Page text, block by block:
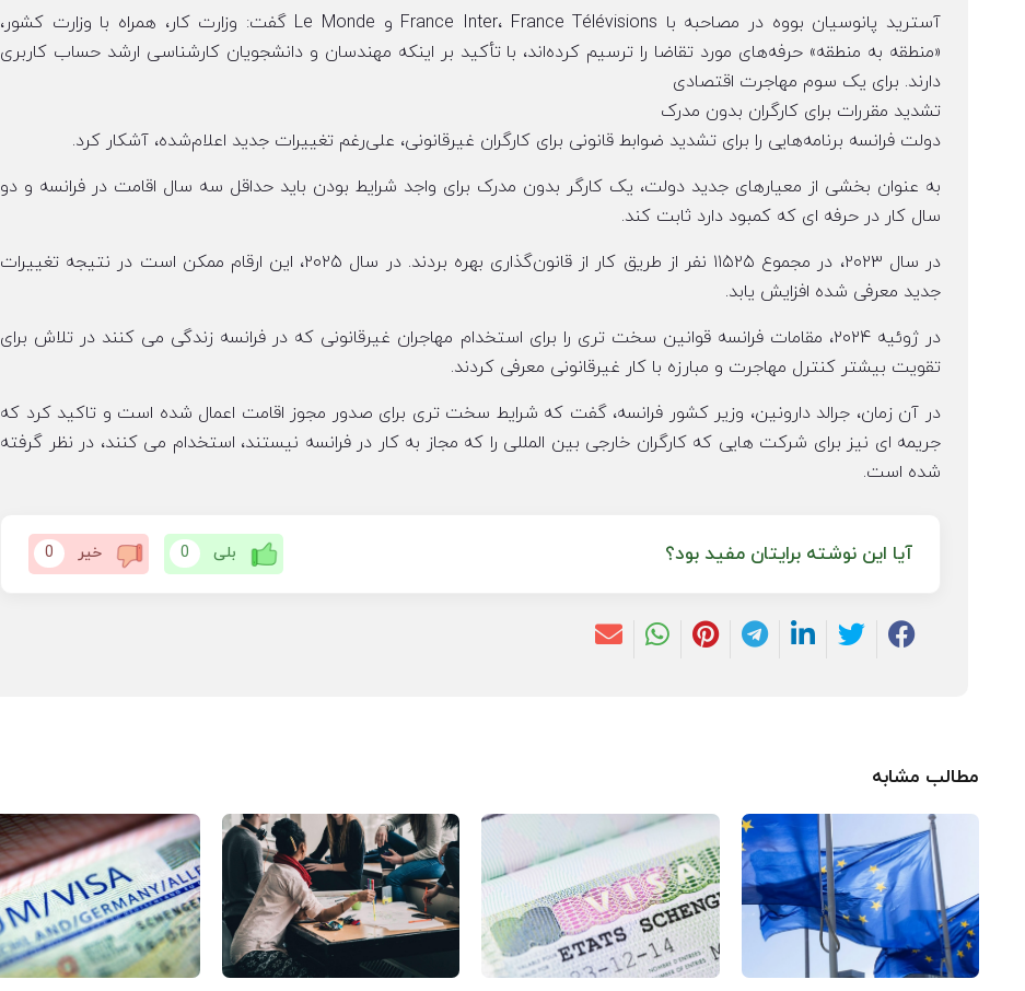
آسترید پانوسیان بووه در مصاحبه با France Inter، France Télévisions و Le Monde گفت: وزارت کار، همراه با وزارت کشور،
«منطقه به منطقه» حرفه‌های مورد تقاضا را ترسیم کرده‌اند، با تأکید بر اینکه مهندسان و دانشجویان کارشناسی ارشد حساب کاربری
دارند. برای یک سوم مهاجرت اقتصادی
تشدید مقررات برای کارگران بدون مدرک
دولت فرانسه برنامه‌هایی را برای تشدید ضوابط قانونی برای کارگران غیرقانونی، علی‌رغم تغییرات جدید اعلام‌شده، آشکار کرد.
به عنوان بخشی از معیارهای جدید دولت، یک کارگر بدون مدرک برای واجد شرایط بودن باید حداقل سه سال اقامت در فرانسه و دو
سال کار در حرفه ای که کمبود دارد ثابت کند.
در سال ۲۰۲۳، در مجموع ۱۱۵۲۵ نفر از طریق کار از قانون‌گذاری بهره بردند. در سال ۲۰۲۵، این ارقام ممکن است در نتیجه تغییرات
جدید معرفی شده افزایش یابد.
در ژوئیه ۲۰۲۴، مقامات فرانسه قوانین سخت تری را برای استخدام مهاجران غیرقانونی که در فرانسه زندگی می کنند در تلاش برای
تقویت بیشتر کنترل مهاجرت و مبارزه با کار غیرقانونی معرفی کردند.
در آن زمان، جرالد دارونین، وزیر کشور فرانسه، گفت که شرایط سخت تری برای صدور مجوز اقامت اعمال شده است و تاکید کرد که
جریمه ای نیز برای شرکت هایی که کارگران خارجی بین المللی را که مجاز به کار در فرانسه نیستند، استخدام می کنند، در نظر گرفته
شده است.
آیا این نوشته برایتان مفید بود؟ بلی 0 خیر 0
مطالب مشابه